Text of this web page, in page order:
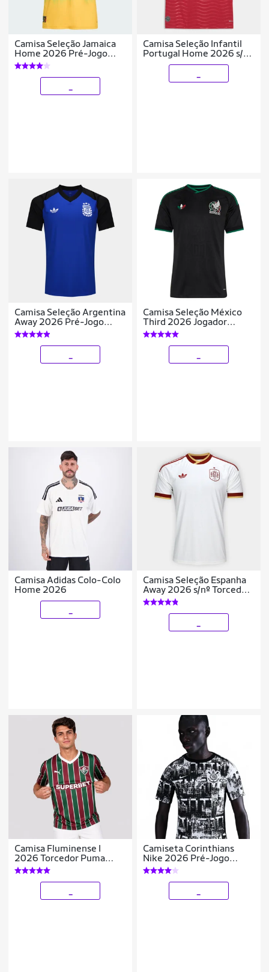
Camisa Seleção Jamaica
Home 2026 Pré-Jogo
Torcedor Masculina
Camisa Seleção Infantil
Portugal Home 2026 s/n
Torcedor Puma
Camisa Seleção Argentina
Away 2026 Pré-Jogo
Adidas Originals
Masculina
Camisa Seleção México
Third 2026 Jogador
Adidas Originals
Masculina
Camisa Adidas Colo-Colo
Home 2026
Camisa Seleção Espanha
Away 2026 s/nº Torcedor
Adidas Originals
Masculina
Camisa Fluminense I
2026 Torcedor Puma
Masculina
Camiseta Corinthians
Nike 2026 Pré-Jogo
Masculina